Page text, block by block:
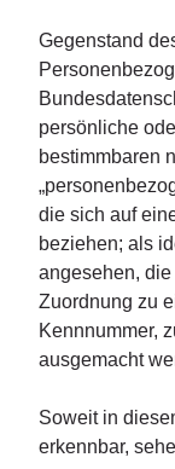
Gegenstand
persönliche
bestimmbaren
die sich auf
beziehen; als
angesehen,
Zuordnung zu
Kennnummer,
ausgemacht
Soweit in
erkennbar,